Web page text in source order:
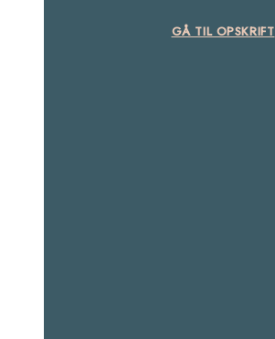
GÅ TIL OPSKRIFT